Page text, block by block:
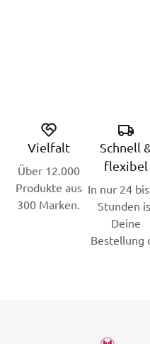
Vielfalt
Über 12.000
Produkte aus
300 Marken.
Schnell
flexibel
In nur 24
Stunden
Deine
Bestellung